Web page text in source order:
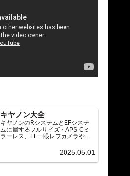
キヤノン大全
キヤノンのRシステムとEFシステ
ムに属するフルサイズ・APS-Cミ
ラーレス、EF一眼レフカメラや
望遠）をカテゴリ別に網羅し、効
種の内部リンク設計で回遊性向上
2025.05.01